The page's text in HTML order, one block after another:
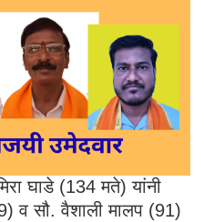
घाडे (134 मते) यांनी
व सौ. वैशाली मालप (91)